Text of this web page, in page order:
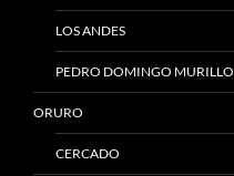
LOS ANDES
PEDRO DOMINGO MURILLO
ORURO
CERCADO